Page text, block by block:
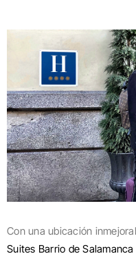
Con una ubicación
Suites Barrio de Salamanca